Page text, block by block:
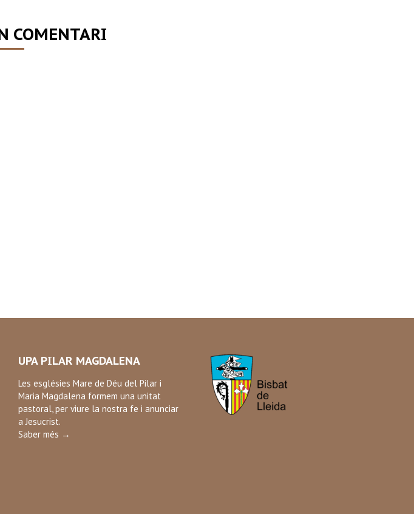
COMENTARI
UPA PILAR MAGDALENA
Les esglésies Mare de Déu del Pilar i
Maria Magdalena formem una unitat
pastoral, per viure la nostra fe i anunciar
a Jesucrist.
Saber més →